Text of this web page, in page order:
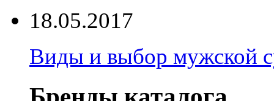
18.05.2017
Виды и выбор мужской